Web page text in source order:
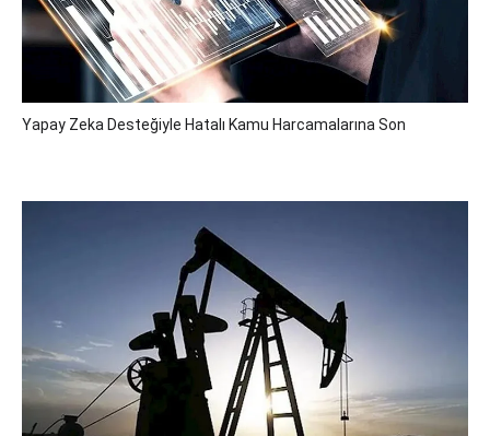
Yapay Zeka Desteğiyle Hatalı Kamu Harcamalarına Son